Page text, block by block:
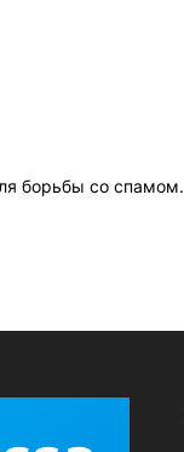
борьбы со спамом.